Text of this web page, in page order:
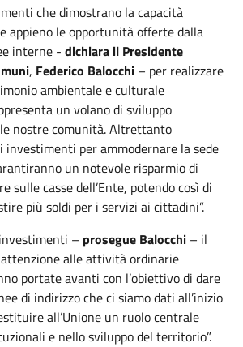
che dimostrano la capacità
appieno le opportunità offerte dalla
interne - dichiara il Presidente
, Federico Balocchi – per realizzare
ambientale e culturale
un volano di sviluppo
nostre comunità. Altrettanto
per ammodernare la sede
un notevole risparmio di
sulle casse dell’Ente, potendo così di
più soldi per i servizi ai cittadini”.
– prosegue Balocchi – il
alle attività ordinarie
portate avanti con l’obiettivo di dare
di indirizzo che ci siamo dati all’inizio
all’Unione un ruolo centrale
e nello sviluppo del territorio”.